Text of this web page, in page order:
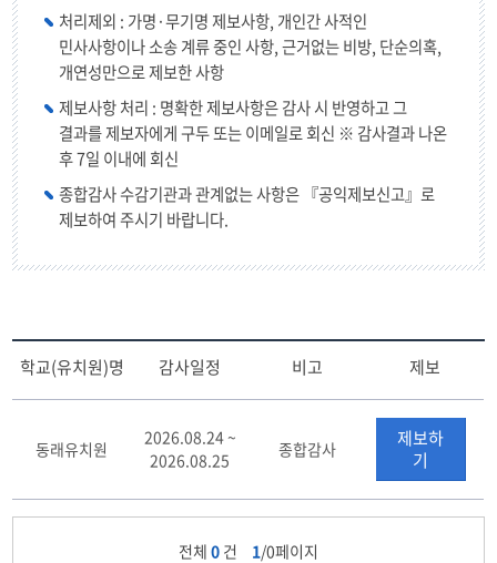
처리제외 : 가명·무기명 제보사항, 개인간 사적인
민사사항이나 소송 계류 중인 사항, 근거없는 비방, 단순의혹,
개연성만으로 제보한 사항
제보사항 처리 : 명확한 제보사항은 감사 시 반영하고 그
결과를 제보자에게 구두 또는 이메일로 회신 ※ 감사결과 나온
후 7일 이내에 회신
종합감사 수감기관과 관계없는 사항은 『공익제보신고』로
제보하여 주시기 바랍니다.
의
정
학교(유치원)명 감사일정 비고 제보
동래유치원
2026.08.24 ~
2026.08.25
종합감사
제보하
기
전체 0 건 1/0페이지